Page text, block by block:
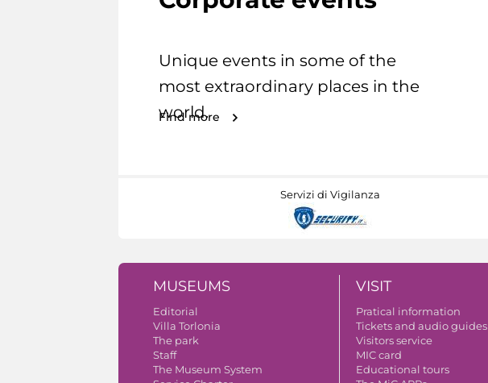
Unique events in some of the
most extraordinary places in the
world.
Find more
Servizi di Vigilanza
MUSEUMS
Editorial
Villa Torlonia
The park
Staff
The Museum System
VISIT
Pratical information
Tickets and audio guides
Visitors service
MIC card
Educational tours